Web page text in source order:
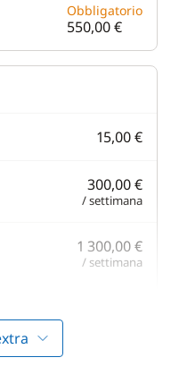
Obbligatorio
550,00 €
15,00 €
300,00 €
/ settimana
1 300,00 €
/ settimana